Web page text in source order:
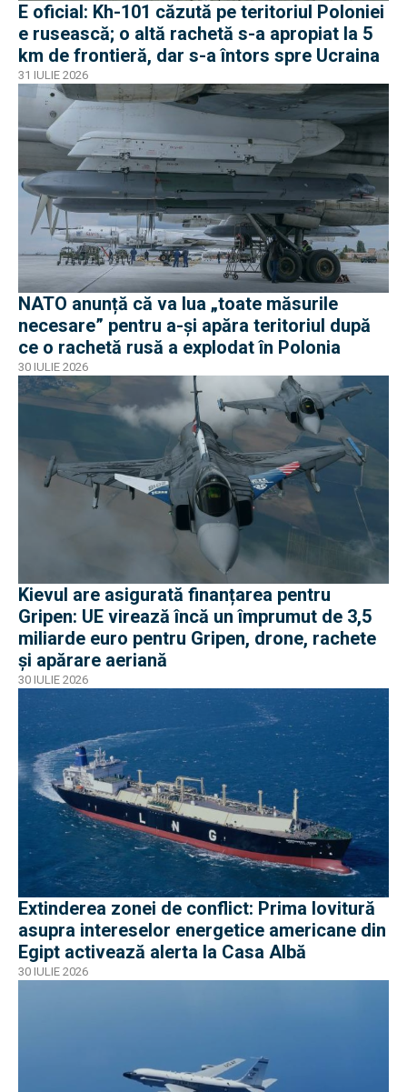
E oficial: Kh-101 căzută pe teritoriul Poloniei
e rusească; o altă rachetă s-a apropiat la 5
km de frontieră, dar s-a întors spre Ucraina
31 IULIE 2026
NATO anunță că va lua „toate măsurile
necesare” pentru a-și apăra teritoriul după
ce o rachetă rusă a explodat în Polonia
30 IULIE 2026
Kievul are asigurată finanțarea pentru
Gripen: UE virează încă un împrumut de 3,5
miliarde euro pentru Gripen, drone, rachete
și apărare aeriană
30 IULIE 2026
Extinderea zonei de conflict: Prima lovitură
asupra intereselor energetice americane din
Egipt activează alerta la Casa Albă
30 IULIE 2026